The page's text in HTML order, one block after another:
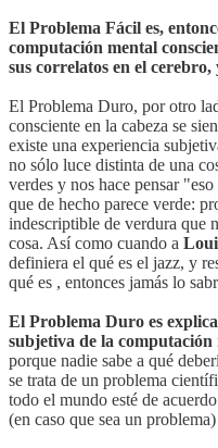
El Problema Fácil es,
computación mental
sus correlatos en el
El Problema Duro, por otro
consciente en la cabeza se
existe una experiencia
no sólo luce distinta de una
verdes y nos hace pensar
que de hecho parece verde:
indescriptible de verdura que
cosa. Así como cuando a
definiera el qué es el jazz, y
qué es , entonces jamás lo
El Problema Duro es
subjetiva de la
porque nadie sabe a qué
se trata de un problema
todo el mundo esté de
(en caso que sea un